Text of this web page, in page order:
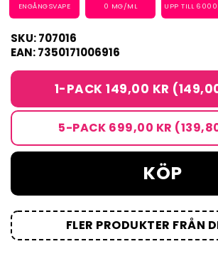
ENGÅNGSVAPE 0 MG/ML UPP TILL 6000
SKU: 707016
EAN: 7350171006916
1-PACK 149,00 KR
5-PACK 699,00 KR
KÖP
FLER PRODUKTER FRÅN